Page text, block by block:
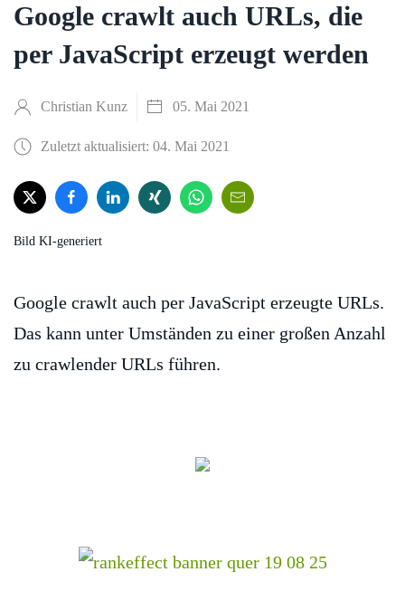
Google crawlt auch URLs, die
per JavaScript erzeugt werden
Christian Kunz 05. Mai 2021
Zuletzt aktualisiert: 04. Mai 2021
Bild KI-generiert
Google crawlt auch per JavaScript erzeugte URLs.
Das kann unter Umständen zu einer großen Anzahl
zu crawlender URLs führen.